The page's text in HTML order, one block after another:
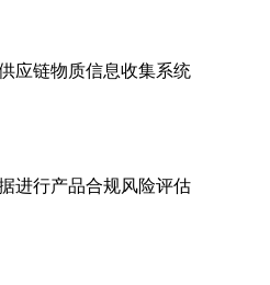
应链物质信息收集系统
进行产品合规风险评估